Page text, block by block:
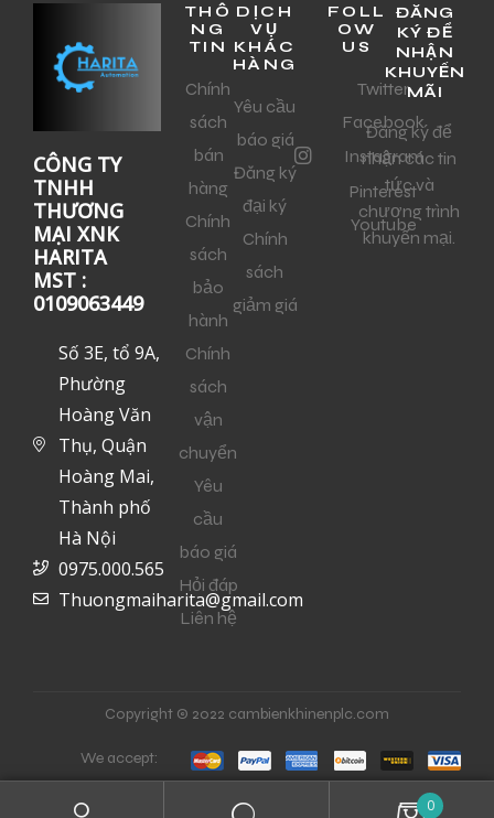
CÔNG TY
TNHH
THƯƠNG
MẠI XNK
HARITA
MST :
0109063449
Số 3E, tổ 9A,
Phường
Hoàng Văn
Thụ, Quận
Hoàng Mai,
Thành phố
Hà Nội
0975.000.565
Thuongmaiharita@gmail.com
THÔ
NG
TIN
Chính
sách
bán
hàng
Chính
sách
bảo
hành
Chính
sách
vận
chuyển
Yêu
cầu
báo giá
Hỏi đáp
Liên hệ
DỊCH
VỤ
KHÁC
HÀNG
Yêu cầu
báo giá
Đăng ký
đại ký
Chính
sách
giảm giá
FOLL
OW
US
Twitter
Facebook
Instagram
Pinterest
Youtube
ĐĂNG
KÝ ĐỂ
NHẬN
KHUYẾN
MÃI
Đăng ký để
nhận các tin
tức và
chương trình
khuyến mại.
Copyright © 2022 cambienkhinenplc.com
We accept:
0